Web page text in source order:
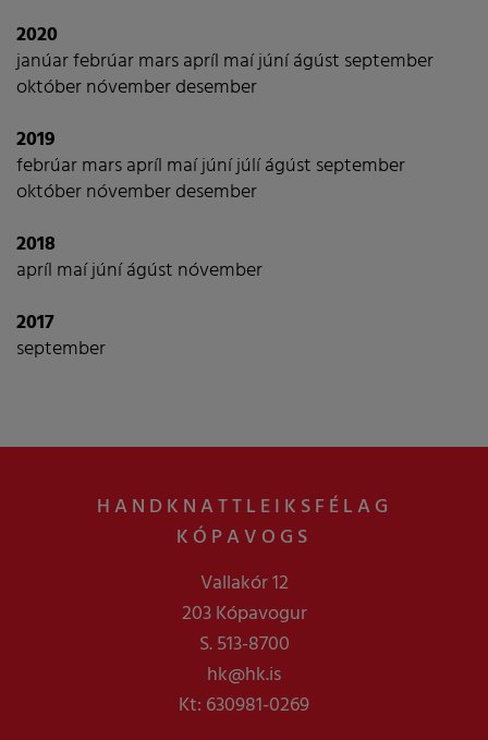
2020
janúarfebrúarmarsapríl maíjúníágúst september
októbernóvemberdesember
2019
febrúarmarsapríl maíjúníjúlíágúst september
októbernóvemberdesember
2018
apríl maíjúníágúst nóvember
2017
september
HANDKNATTLEIKSFÉLAG
KÓPAVOGS
Vallakór 12
203 Kópavogur
S. 513-8700
hk@hk.is
Kt: 630981-0269